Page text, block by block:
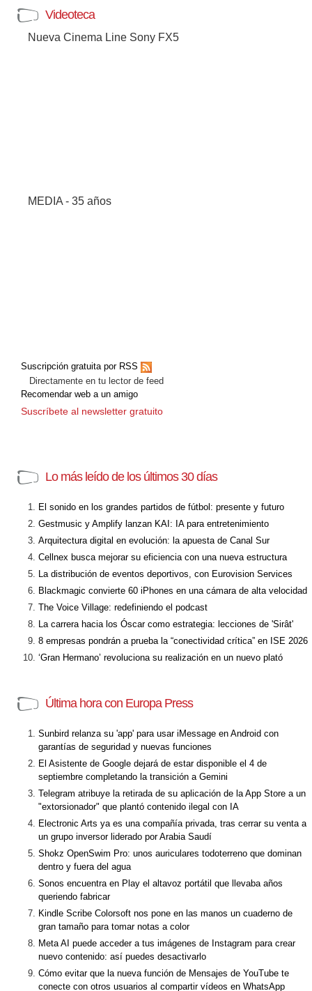
Videoteca
Nueva Cinema Line Sony FX5
MEDIA - 35 años
Suscripción gratuita por RSS
Directamente en tu lector de feed
Recomendar web a un amigo
Suscríbete al newsletter gratuito
Lo más leído de los últimos 30 días
El sonido en los grandes partidos de fútbol: presente y futuro
Gestmusic y Amplify lanzan KAI: IA para entretenimiento
Arquitectura digital en evolución: la apuesta de Canal Sur
Cellnex busca mejorar su eficiencia con una nueva estructura
La distribución de eventos deportivos, con Eurovision Services
Blackmagic convierte 60 iPhones en una cámara de alta velocidad
The Voice Village: redefiniendo el podcast
La carrera hacia los Óscar como estrategia: lecciones de 'Sirât'
8 empresas pondrán a prueba la “conectividad crítica” en ISE 2026
‘Gran Hermano’ revoluciona su realización en un nuevo plató
Última hora con Europa Press
Sunbird relanza su 'app' para usar iMessage en Android con
garantías de seguridad y nuevas funciones
El Asistente de Google dejará de estar disponible el 4 de
septiembre completando la transición a Gemini
Telegram atribuye la retirada de su aplicación de la App Store a un
"extorsionador" que plantó contenido ilegal con IA
Electronic Arts ya es una compañía privada, tras cerrar su venta a
un grupo inversor liderado por Arabia Saudí
Shokz OpenSwim Pro: unos auriculares todoterreno que dominan
dentro y fuera del agua
Sonos encuentra en Play el altavoz portátil que llevaba años
queriendo fabricar
Kindle Scribe Colorsoft nos pone en las manos un cuaderno de
gran tamaño para tomar notas a color
Meta AI puede acceder a tus imágenes de Instagram para crear
nuevo contenido: así puedes desactivarlo
Cómo evitar que la nueva función de Mensajes de YouTube te
conecte con otros usuarios al compartir vídeos en WhatsApp